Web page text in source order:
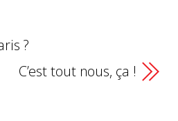
?
C’est tout nous, ça !